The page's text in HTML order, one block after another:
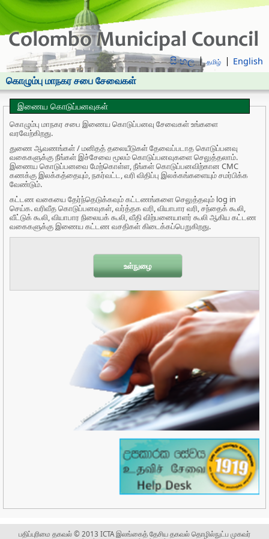
සිංහල தமிழ் English
கொழும்பு மாநகர சபை சேவைகள்
இணைய கொடுப்பனவுகள்
கொழும்பு மாநகர சபை இணைய கொடுப்பனவு சேவைகள் உங்களை
வரவேற்கிறது.
துணை ஆவணங்கள் / மனிதத் தலையீடுகள் தேவைப்படாத கொடுப்பனவு
வகைகளுக்கு நீங்கள் இச்சேவை மூலம் கொடுப்பனவுகளை செலுத்தலாம்.
இணைய கொடுப்பனவை மேற்கொள்ள, நீங்கள் கொடுப்பனவிற்கான CMC
கணக்கு இலக்கத்தையும், நகர்வட்ட, வரி விதிப்பு இலக்கங்களையும் சமர்பிக்க
வேண்டும்.
கட்டண வகையை தேர்ந்தெடுக்கவும் கட்டணங்களை செலுத்தவும் log in
செய்க. வரிவீத கொடுப்பனவுகள், வர்த்தக வரி, வியாபார வரி, சந்தைக் கூலி,
வீட்டுக் கூலி, வியாபார நிலையக் கூலி, வீதி விற்பனையாளர் கூலி ஆகிய கட்டண
வகைகளுக்கு இணைய கட்டண வசதிகள் கிடைக்கப்பெறுகிறது.
பதிப்புரிமை தகவல் © 2013 ICTA இலங்கைத் தேசிய தகவல் தொழில்நுட்ப முகவர்